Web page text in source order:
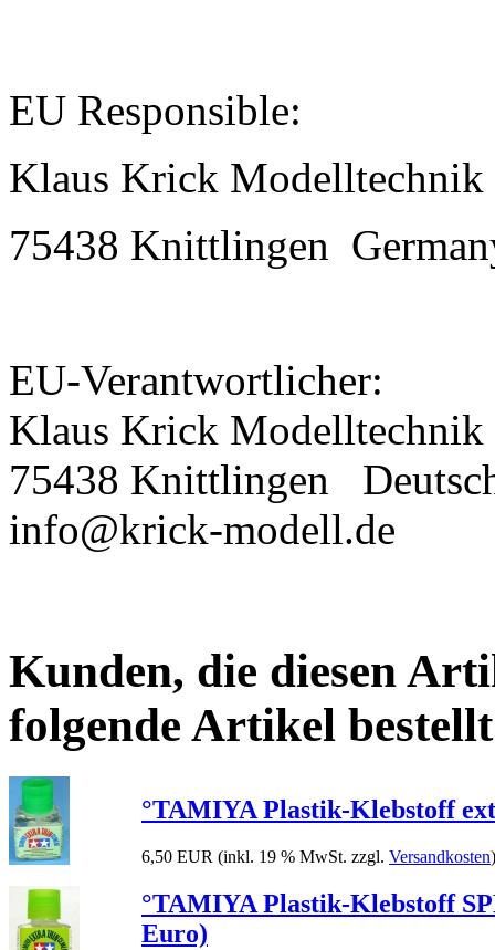
EU Responsible:
Klaus Krick Modelltechnik
75438 Knittlingen
EU-Verantwortlicher:
Klaus Krick Modelltechnik
75438 Knittlingen
info@krick-modell.de
Kunden, die diesen
folgende Artikel
°TAMIYA Plastik-Klebstoff
6,50 EUR (inkl. 19 % MwSt. zzgl. Versandkosten)
°TAMIYA Plastik-Klebstoff
Euro)